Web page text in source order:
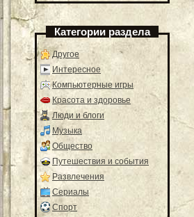
Категории раздела
Другое
Интересное
Компьютерные игры
Красота и здоровье
Люди и блоги
Музыка
Общество
Путешествия и события
Развлечения
Сериалы
Спорт